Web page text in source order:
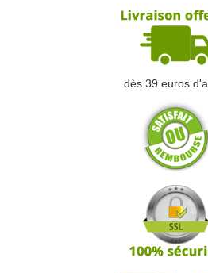
dès 39 euros